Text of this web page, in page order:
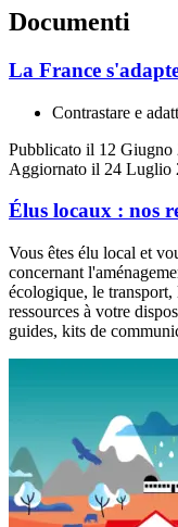
Documenti
La France
Contrastare e
Pubblicato il 12 Giugno
Aggiornato il 24 Luglio
Élus locaux : nos
Vous êtes élu local et
concernant
écologique, le
ressources à votre
guides, kits de